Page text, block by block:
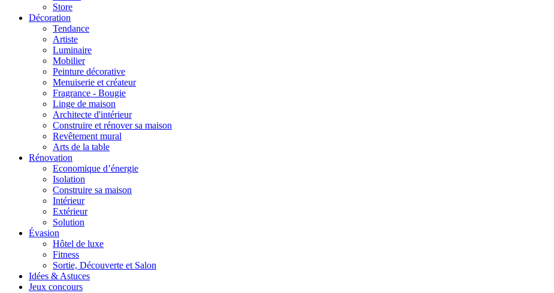
Store
Décoration
Tendance
Artiste
Luminaire
Mobilier
Peinture décorative
Menuiserie et créateur
Fragrance - Bougie
Linge de maison
Architecte d'intérieur
Construire et rénover sa maison
Revêtement mural
Arts de la table
Rénovation
Economique d’énergie
Isolation
Construire sa maison
Intérieur
Extérieur
Solution
Évasion
Hôtel de luxe
Fitness
Sortie, Découverte et Salon
Idées & Astuces
Jeux concours